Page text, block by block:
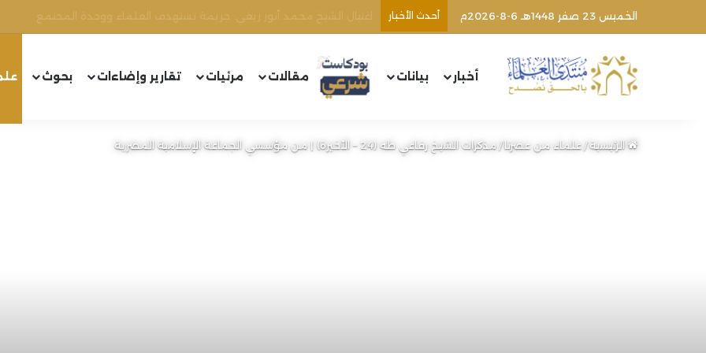
الخميس 23 صفر 1448هـ 6-8-2026م أحدث الأخبار
أخبار بيانات مقالات مرئيات تقارير وإضاءات بحوث
الرئيسية/علماء من عصرنا/مذكرات الشيخ رفاعي طه (24 – الأخيرة) | من مؤسسي الجماعة الإسلامية المصرية